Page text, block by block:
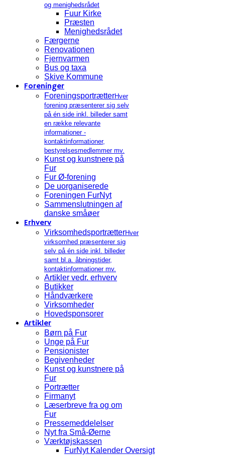
og menighedsrådet
Fuur Kirke
Præsten
Menighedsrådet
Færgerne
Renovationen
Fjernvarmen
Bus og taxa
Skive Kommune
Foreninger
ForeningsportrætterHver
forening præsenterer sig selv
på én side inkl. billeder samt
en række relevante
informationer -
kontaktinformationer,
bestyrelsesmedlemmer mv.
Kunst og kunstnere på
Fur
Fur Ø-forening
De uorganiserede
Foreningen FurNyt
Sammenslutningen af
danske småøer
Erhverv
VirksomhedsportrætterHver
virksomhed præsenterer sig
selv på én side inkl. billeder
samt bl.a. åbningstider,
kontaktinformationer mv.
Artikler vedr. erhverv
Butikker
Håndværkere
Virksomheder
Hovedsponsorer
Artikler
Børn på Fur
Unge på Fur
Pensionister
Begivenheder
Kunst og kunstnere på
Fur
Portrætter
Firmanyt
Læserbreve fra og om
Fur
Pressemeddelelser
Nyt fra Små-Øerne
Værktøjskassen
FurNyt Kalender Oversigt